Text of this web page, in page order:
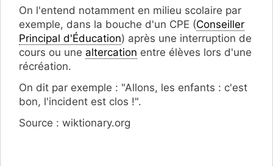
On l'entend notamment en milieu scolaire par
exemple, dans la bouche d'un CPE (Conseiller
Principal d'Éducation) après une interruption de
cours ou une altercation entre élèves lors d'une
récréation.
On dit par exemple : "Allons, les enfants : c'est
bon, l'incident est clos !".
Source : wiktionary.org